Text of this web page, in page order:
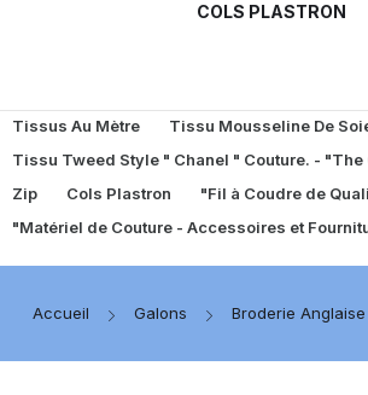
COLS PLASTRON
Tissus Au Mètre Tissu Mousseline De
Tissu Tweed Style " Chanel " Couture. -
Zip
Cols Plastron "Fil à Coudre de
"Matériel de Couture - Accessoires et
Accueil Galons Broderie